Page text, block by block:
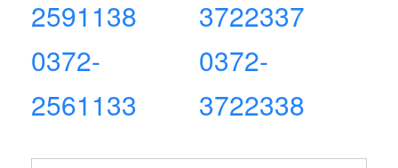
2591138
0372-
2561133
3722337
0372-
3722338